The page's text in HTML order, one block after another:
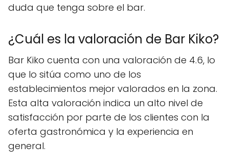
duda que tenga sobre el bar.
¿Cuál es la valoración de Bar Kiko?
Bar Kiko cuenta con una valoración de 4.6, lo
que lo sitúa como uno de los
establecimientos mejor valorados en la zona.
Esta alta valoración indica un alto nivel de
satisfacción por parte de los clientes con la
oferta gastronómica y la experiencia en
general.